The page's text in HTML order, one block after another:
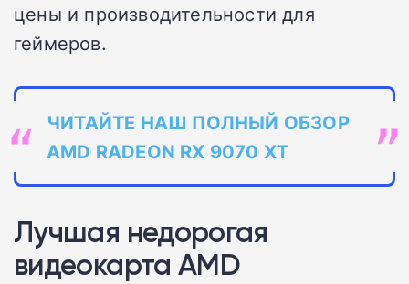
цены и производительности для
геймеров.
ЧИТАЙТЕ НАШ ПОЛНЫЙ ОБЗОР
AMD RADEON RX 9070 XT
Лучшая недорогая
видеокарта AMD